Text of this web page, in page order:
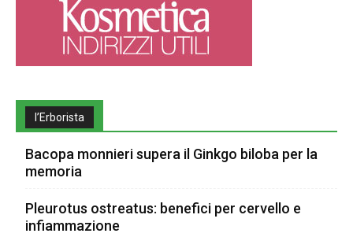
l’Erborista
Bacopa monnieri supera il Ginkgo biloba per la
memoria
Pleurotus ostreatus: benefici per cervello e
infiammazione